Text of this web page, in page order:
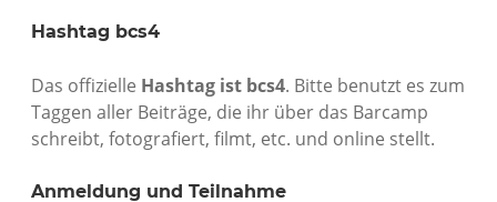
Hashtag bcs4
Das offizielle Hashtag ist bcs4. Bitte benutzt es zum
Taggen aller Beiträge, die ihr über das Barcamp
schreibt, fotografiert, filmt, etc. und online stellt.
Anmeldung und Teilnahme